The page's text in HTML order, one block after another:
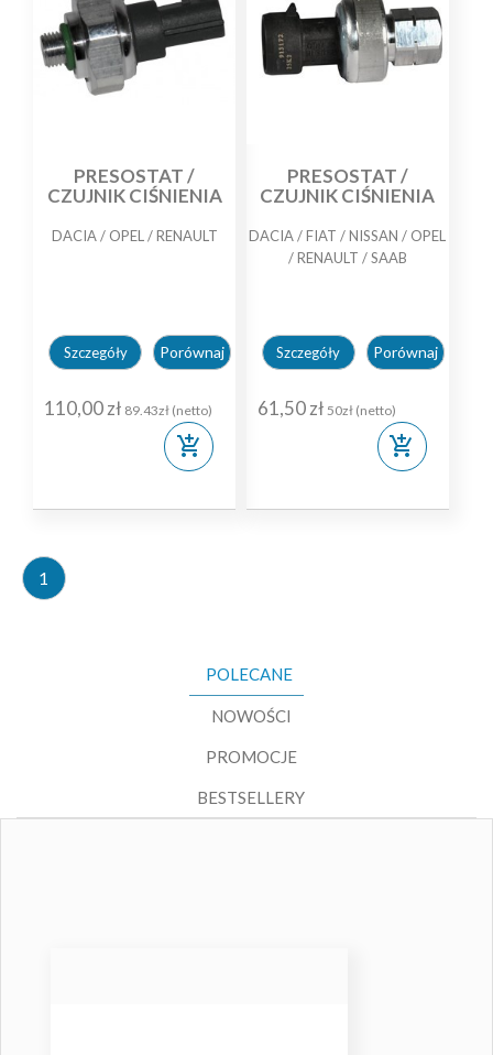
PRESOSTAT /
CZUJNIK CIŚNIENIA
DACIA / OPEL / RENAULT
Szczegóły Porównaj
110,00 zł 89.43zł (netto)
add_shopping_cart
PRESOSTAT /
CZUJNIK CIŚNIENIA
DACIA / FIAT / NISSAN / OPEL
/ RENAULT / SAAB
Szczegóły Porównaj
61,50 zł 50zł (netto)
add_shopping_cart
1
POLECANE
NOWOŚCI
PROMOCJE
BESTSELLERY